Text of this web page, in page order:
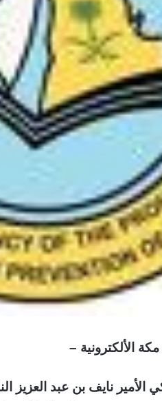
الألكترونية –
نايف بن عبد العزيز